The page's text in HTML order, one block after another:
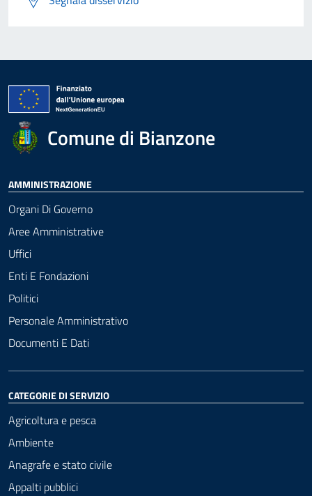
Comune di Bianzone
AMMINISTRAZIONE
Organi Di Governo
Aree Amministrative
Uffici
Enti E Fondazioni
Politici
Personale Amministrativo
Documenti E Dati
CATEGORIE DI SERVIZIO
Agricoltura e pesca
Ambiente
Anagrafe e stato civile
Appalti pubblici